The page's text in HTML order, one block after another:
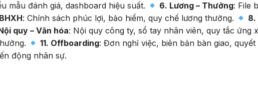
mẫu đánh giá, dashboard hiệu suất. 6. Lương – Thưởng: File
: Chính sách phúc lợi, bảo hiểm, quy chế lương thưởng. 8.
quy – Văn hóa: Nội quy công ty, sổ tay nhân viên, quy tắc ứng
11. Offboarding: Đơn nghỉ việc, biên bản bàn giao,
động nhân sự.